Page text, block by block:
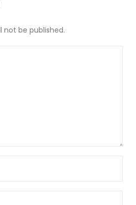
not be published.